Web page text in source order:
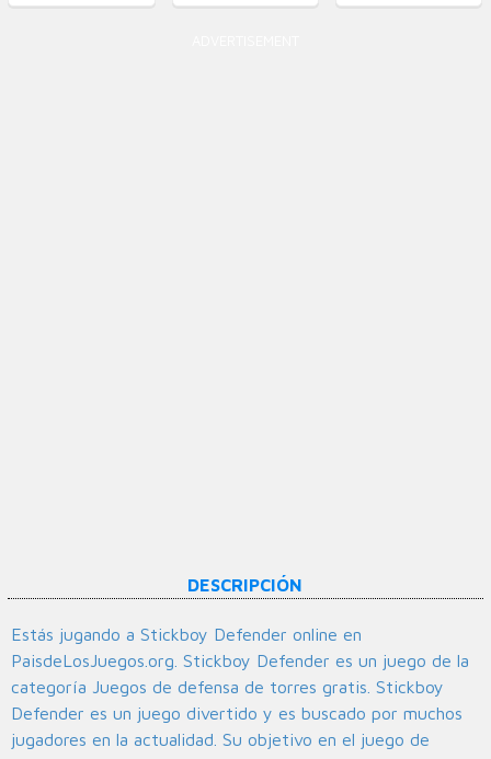
DESCRIPCIÓN
Estás jugando a Stickboy Defender online en
PaisdeLosJuegos.org. Stickboy Defender es un juego de la
categoría Juegos de defensa de torres gratis. Stickboy
Defender es un juego divertido y es buscado por muchos
jugadores en la actualidad. Su objetivo en el juego de